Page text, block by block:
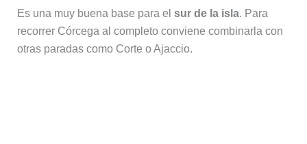
Es una muy buena base para el sur de la isla. Para
recorrer Córcega al completo conviene combinarla con
otras paradas como Corte o Ajaccio.